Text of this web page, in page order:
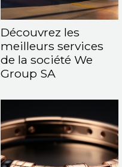
Découvrez les
meilleurs services
de la société We
Group SA